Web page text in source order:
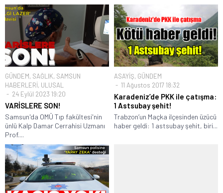
GÜNDEM, SAĞLIK, SAMSUN
HABERLERİ, ULUSAL
24 Eylül 2023 19:20
VARİSLERE SON!
Samsun'da OMÜ Tıp fakültesi'nin
ünlü Kalp Damar Cerrahisi Uzmanı
Prof....
ASAYİŞ, GÜNDEM
11 Ağustos 2017 18:32
Karadeniz’de PKK ile çatışma:
1 Astsubay şehit!
Trabzon’un Maçka ilçesinden üzücü
haber geldi: 1 astsubay şehit, biri...